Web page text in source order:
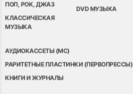
ПОП, РОК, ДЖАЗ
КЛАССИЧЕСКАЯ
МУЗЫКА
DVD МУЗЫКА
АУДИОКАССЕТЫ (MC)
РАРИТЕТНЫЕ ПЛАСТИНКИ (ПЕРВОПРЕССЫ)
КНИГИ И ЖУРНАЛЫ